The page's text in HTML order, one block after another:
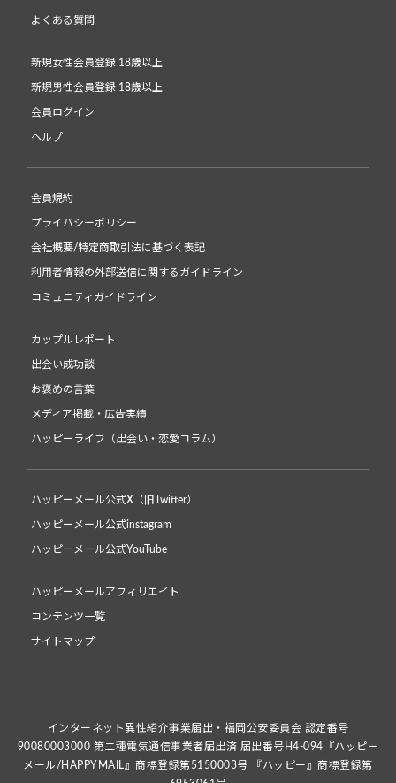
よくある質問
新規女性会員登録 18歳以上
新規男性会員登録 18歳以上
会員ログイン
ヘルプ
会員規約
プライバシーポリシー
会社概要/特定商取引法に基づく表記
利用者情報の外部送信に関するガイドライン
コミュニティガイドライン
カップルレポート
出会い成功談
お褒めの言葉
メディア掲載・広告実績
ハッピーライフ（出会い・恋愛コラム）
ハッピーメール公式X（旧Twitter）
ハッピーメール公式instagram
ハッピーメール公式YouTube
ハッピーメールアフィリエイト
コンテンツ一覧
サイトマップ
インターネット異性紹介事業届出・福岡公安委員会 認定番号
90080003000 第二種電気通信事業者届出済 届出番号H4-094『ハッピー
メール/HAPPYMAIL』商標登録第5150003号 『ハッピー』商標登録第